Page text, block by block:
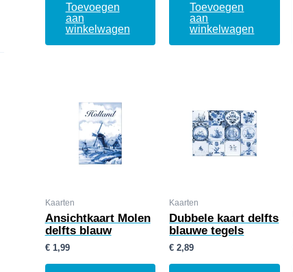
Toevoegen
aan
winkelwagen
Toevoegen
aan
winkelwagen
Kaarten
Ansichtkaart Molen
delfts blauw
€1,99
Kaarten
Dubbele kaart delfts
blauwe tegels
€ 2,89